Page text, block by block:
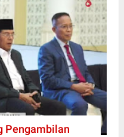
Pengambilan